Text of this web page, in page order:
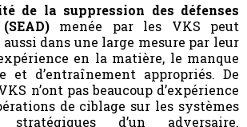
de la suppression des défenses
menée par les VKS peut
aussi dans une large mesure par leur
en la matière, le manque
et d’entraînement appropriés. De
n’ont pas beaucoup d’expérience
de ciblage sur les systèmes
stratégiques d’un adversaire.